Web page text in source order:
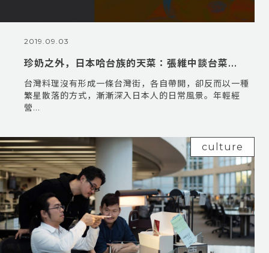
2019.09.03
珍奶之外，日本哈台族的天菜：張維中談台菜...
台灣料理沒有形成一條台灣街，各自帶開，卻反而以一種
繁星散落的方式，漸漸深入日本人的日常風景。年輕經
營...
culture